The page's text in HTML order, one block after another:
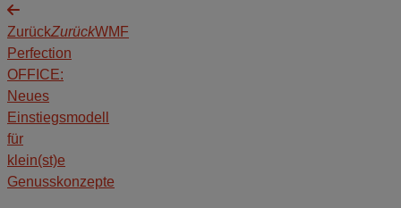
ZurückZurückWMF
Perfection
OFFICE:
Neues
Einstiegsmodell
für
klein(st)e
Genusskonzepte